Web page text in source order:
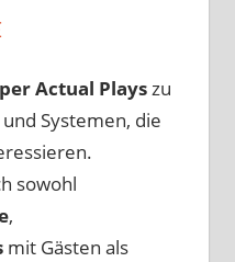
Actual Playszu
Systemen, die
sowohl
,
mit Gästen als